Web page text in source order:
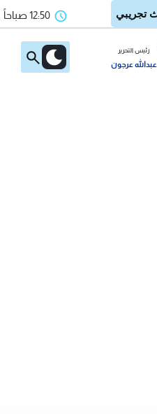
12:50 صباحاً
رئيس التحرير
عبدالله عرجون